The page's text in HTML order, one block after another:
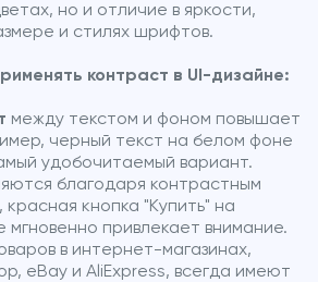
но и отличие в яркости,
и стилях шрифтов.
контраст в UI-дизайне:
между текстом и фоном повышает
черный текст на белом фоне
удобочитаемый вариант.
благодаря контрастным
кнопка "Купить" на
привлекает внимание.
в интернет-магазинах,
eBay и AliExpress, всегда имеют